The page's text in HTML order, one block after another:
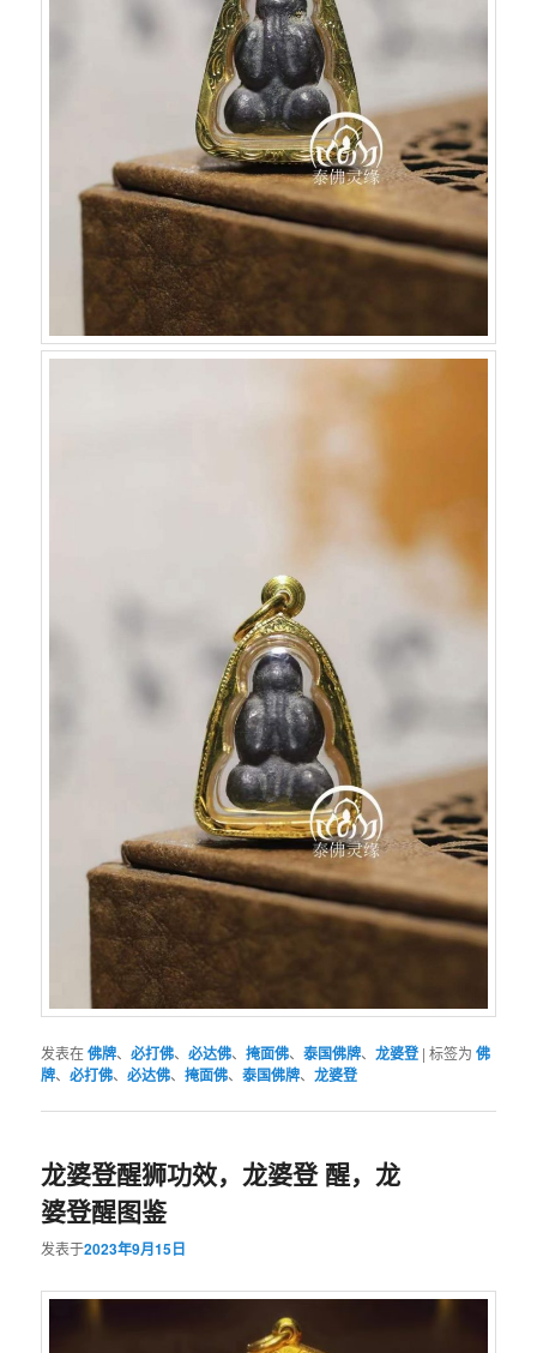
发表在佛牌、必打佛、必达佛、掩面佛、泰国佛牌、龙婆登 |标签为 佛
牌、必打佛、必达佛、掩面佛、泰国佛牌、龙婆登
龙婆登醒狮功效，龙婆登 醒，龙
婆登醒图鉴
发表于2023年9月15日